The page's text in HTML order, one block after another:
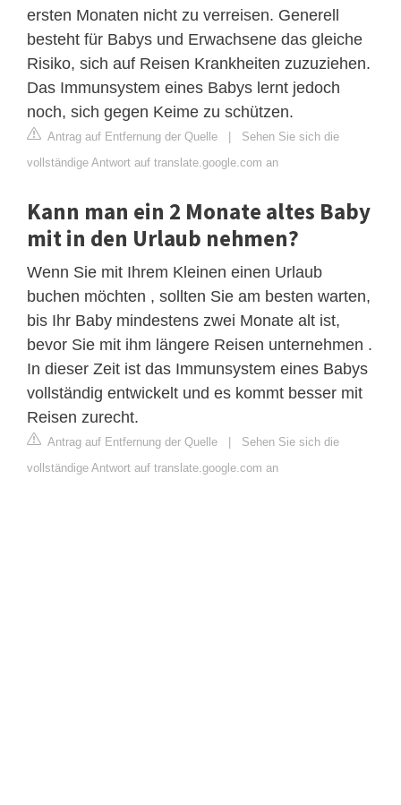
ersten Monaten nicht zu verreisen. Generell
besteht für Babys und Erwachsene das gleiche
Risiko, sich auf Reisen Krankheiten zuzuziehen.
Das Immunsystem eines Babys lernt jedoch
noch, sich gegen Keime zu schützen.
Antrag auf Entfernung der Quelle | Sehen Sie sich die
vollständige Antwort auf translate.google.com an
Kann man ein 2 Monate altes Baby
mit in den Urlaub nehmen?
Wenn Sie mit Ihrem Kleinen einen Urlaub
buchen möchten , sollten Sie am besten warten,
bis Ihr Baby mindestens zwei Monate alt ist,
bevor Sie mit ihm längere Reisen unternehmen .
In dieser Zeit ist das Immunsystem eines Babys
vollständig entwickelt und es kommt besser mit
Reisen zurecht.
Antrag auf Entfernung der Quelle | Sehen Sie sich die
vollständige Antwort auf translate.google.com an